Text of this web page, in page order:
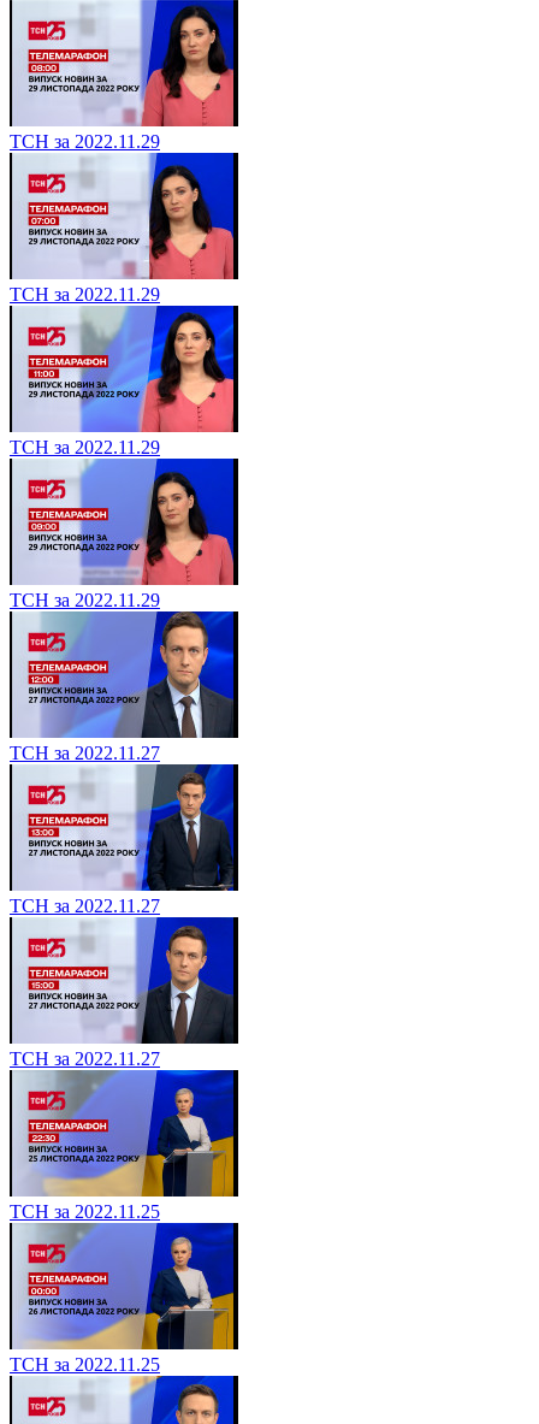
ТСН за 2022.11.29
ТСН за 2022.11.29
ТСН за 2022.11.29
ТСН за 2022.11.29
ТСН за 2022.11.27
ТСН за 2022.11.27
ТСН за 2022.11.27
ТСН за 2022.11.25
ТСН за 2022.11.25